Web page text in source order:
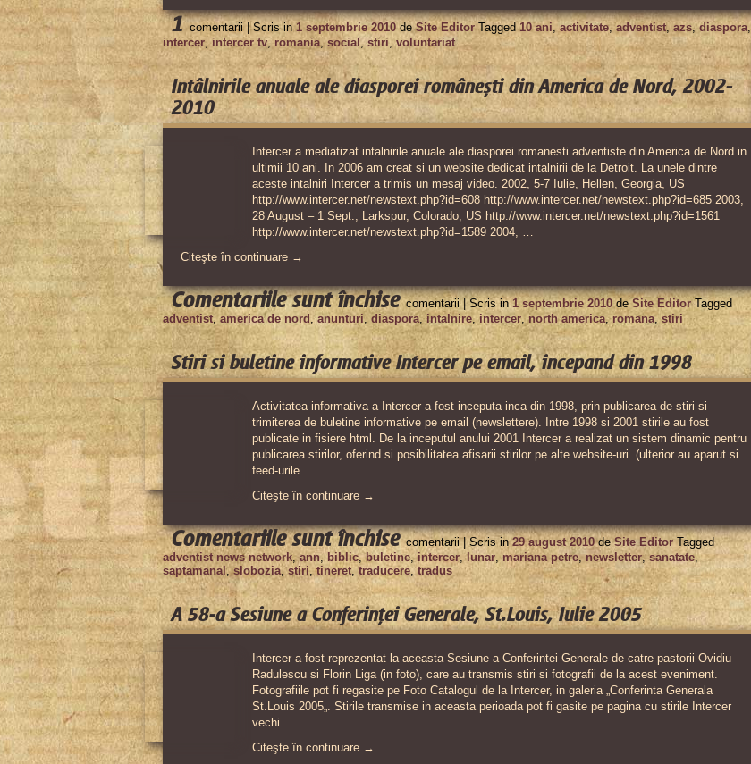
1 comentarii |Scris in 1 septembrie 2010 de Site EditorTagged10 ani, activitate,adventist, azs,diaspora,
intercer,intercer tv, romania, social , stiri,voluntariat
Intâlnirile anuale ale diasporei românești din America de Nord, 2002-
2010
Intercer a mediatizat intalnirile anuale ale diasporei romanesti adventiste din America de Nord in
ultimii 10 ani. In 2006 am creat si un website dedicat intalnirii de la Detroit. La unele dintre
aceste intalniri Intercer a trimis un mesaj video. 2002, 5-7 Iulie, Hellen, Georgia, US
http://www.intercer.net/newstext.php?id=608 http://www.intercer.net/newstext.php?id=685 2003,
28 August – 1 Sept., Larkspur, Colorado, US http://www.intercer.net/newstext.php?id=1561
http://www.intercer.net/newstext.php?id=1589 2004, …
Citeşte în continuare →
Comentariile sunt închisepentru
Intâlnirile
anuale
ale
diasporei
românești
din
2002-
2010
comentarii |Scris in 1 septembrie 2010 de Site EditorTagged
adventist, america de nord ,anunturi, diaspora,intalnire, intercer,north america,romana, stiri
Stiri si buletine informative Intercer pe email, incepand din 1998
Activitatea informativa a Intercer a fost inceputa inca din 1998, prin publicarea de stiri si
trimiterea de buletine informative pe email (newslettere). Intre 1998 si 2001 stirile au fost
publicate in fisiere html. De la inceputul anului 2001 Intercer a realizat un sistem dinamic pentru
publicarea stirilor, oferind si posibilitatea afisarii stirilor pe alte website-uri. (ulterior au aparut si
feed-urile …
Citeşte în continuare →
Comentariile sunt închisepentru
Stiri
si
buletine
informative
Intercer
pe
email,
comentarii |Scris in 29 august 2010 de Site EditorTagged
adventist news network,ann, biblic,buletine,intercer,lunar,mariana petre,newsletter, sanatate,
saptamanal ,slobozia,stiri,tineret,traducere,tradus
A 58-a Sesiune a Conferinţei Generale, St.Louis, Iulie 2005
Intercer a fost reprezentat la aceasta Sesiune a Conferintei Generale de catre pastorii Ovidiu
Radulescu si Florin Liga (in foto), care au transmis stiri si fotografii de la acest eveniment.
Fotografiile pot fi regasite pe Foto Catalogul de la Intercer, in galeria „Conferinta Generala
St.Louis 2005„. Stirile transmise in aceasta perioada pot fi gasite pe pagina cu stirile Intercer
vechi …
Citeşte în continuare →